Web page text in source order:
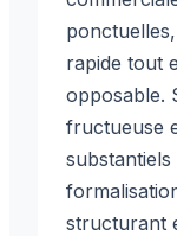
rapide tout
opposable.
fructueuse
structurant